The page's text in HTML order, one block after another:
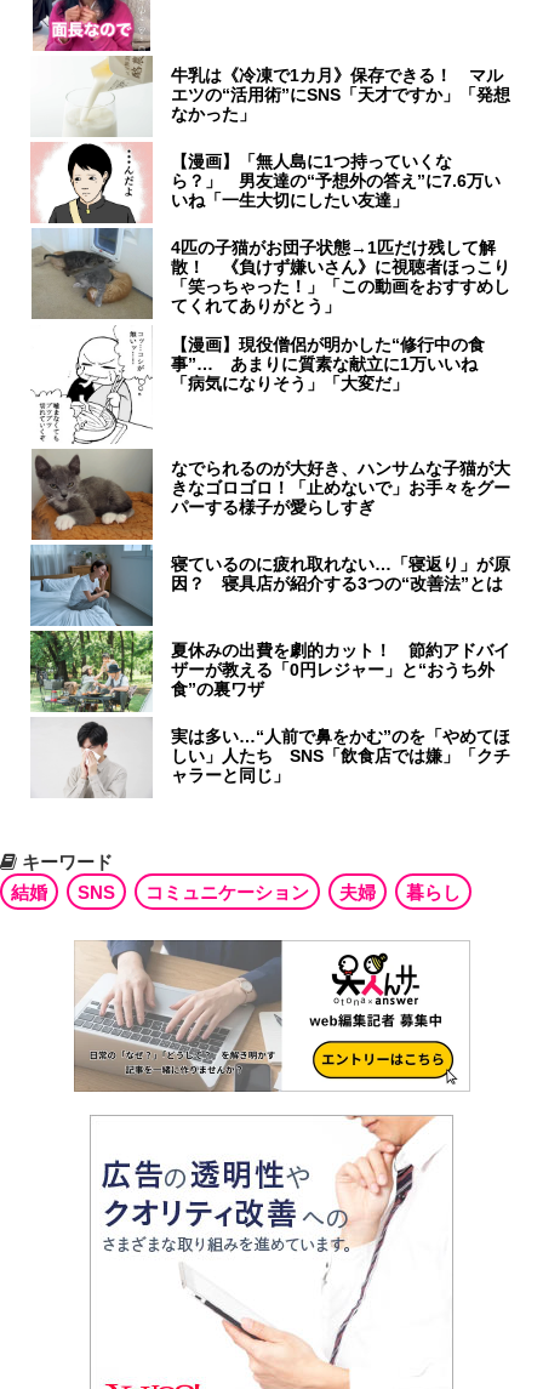
牛乳は《冷凍で1カ月》保存できる！ マル
エツの“活用術”にSNS「天才ですか」「発想
なかった」
【漫画】「無人島に1つ持っていくな
ら？」 男友達の“予想外の答え”に7.6万い
いね「一生大切にしたい友達」
4匹の子猫がお団子状態→1匹だけ残して解
散！ 《負けず嫌いさん》に視聴者ほっこり
「笑っちゃった！」「この動画をおすすめし
てくれてありがとう」
【漫画】現役僧侶が明かした“修行中の食
事”… あまりに質素な献立に1万いいね
「病気になりそう」「大変だ」
なでられるのが大好き、ハンサムな子猫が大
きなゴロゴロ！「止めないで」お手々をグー
パーする様子が愛らしすぎ
寝ているのに疲れ取れない…「寝返り」が原
因？ 寝具店が紹介する3つの“改善法”とは
夏休みの出費を劇的カット！ 節約アドバイ
ザーが教える「0円レジャー」と“おうち外
食”の裏ワザ
実は多い…“人前で鼻をかむ”のを「やめてほ
しい」人たち SNS「飲食店では嫌」「クチ
ャラーと同じ」
キーワード
結婚
SNS コミュニケーション 夫婦 暮らし